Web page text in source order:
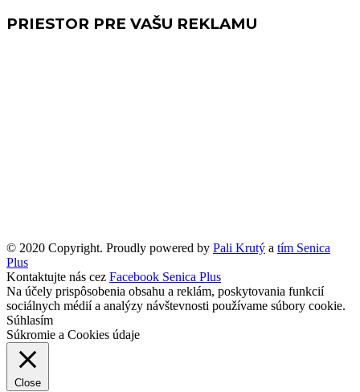
PRIESTOR PRE VAŠU REKLAMU
© 2020 Copyright. Proudly powered by Pali Krutý a tím Senica
Plus
Kontaktujte nás cez Facebook Senica Plus
Na účely prispôsobenia obsahu a reklám, poskytovania funkcií
sociálnych médií a analýzy návštevnosti používame súbory cookie.
Súhlasím
Súkromie a Cookies údaje
Close